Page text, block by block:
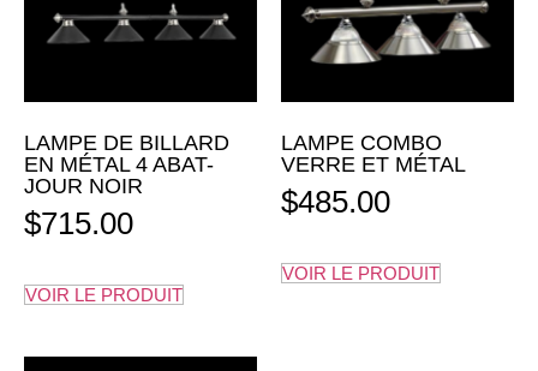
LAMPE DE BILLARD
EN MÉTAL 4 ABAT-
JOUR NOIR
$715.00
VOIR LE PRODUIT
LAMPE COMBO
VERRE ET MÉTAL
$485.00
VOIR LE PRODUIT